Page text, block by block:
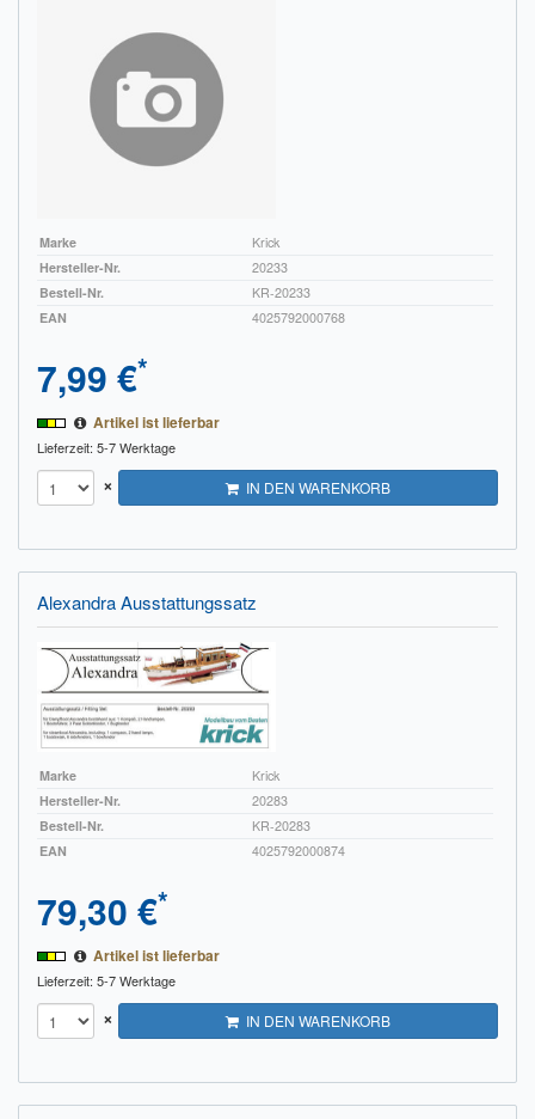
Marke
Krick
Hersteller-Nr.
20233
Bestell-Nr.
KR-20233
EAN
4025792000768
7,99 €*
Artikel ist lieferbar
Lieferzeit: 5-7 Werktage
× IN DEN WARENKORB
Alexandra Ausstattungssatz
Marke
Krick
Hersteller-Nr.
20283
Bestell-Nr.
KR-20283
EAN
4025792000874
79,30 €*
Artikel ist lieferbar
Lieferzeit: 5-7 Werktage
× IN DEN WARENKORB